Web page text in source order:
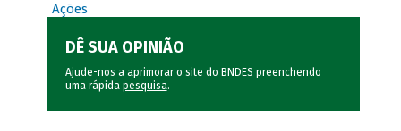
Ações
DÊ SUA OPINIÃO
Ajude-nos a aprimorar o site do BNDES preenchendo
uma rápida pesquisa.